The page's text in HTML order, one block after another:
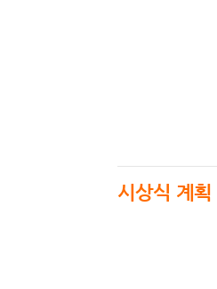
시상식 계획